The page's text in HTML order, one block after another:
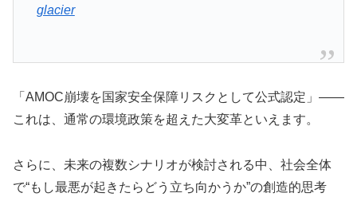
glacier
「AMOC崩壊を国家安全保障リスクとして公式認定」――
これは、通常の環境政策を超えた大変革といえます。
さらに、未来の複数シナリオが検討される中、社会全体
で“もし最悪が起きたらどう立ち向かうか”の創造的思考